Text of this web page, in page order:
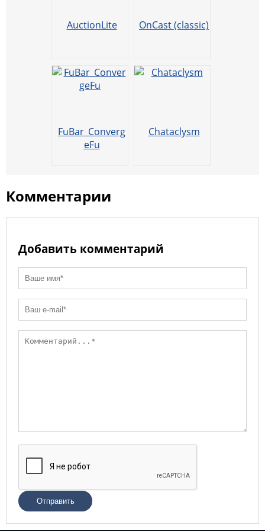
AuctionLite OnCast (classic)
FuBar_Converg
eFu
Chataclysm
Комментарии
Добавить комментарий
Отправить